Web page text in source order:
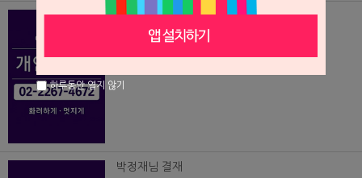
임현빈님결재
박정재님 결재
하루동안 열지 않기